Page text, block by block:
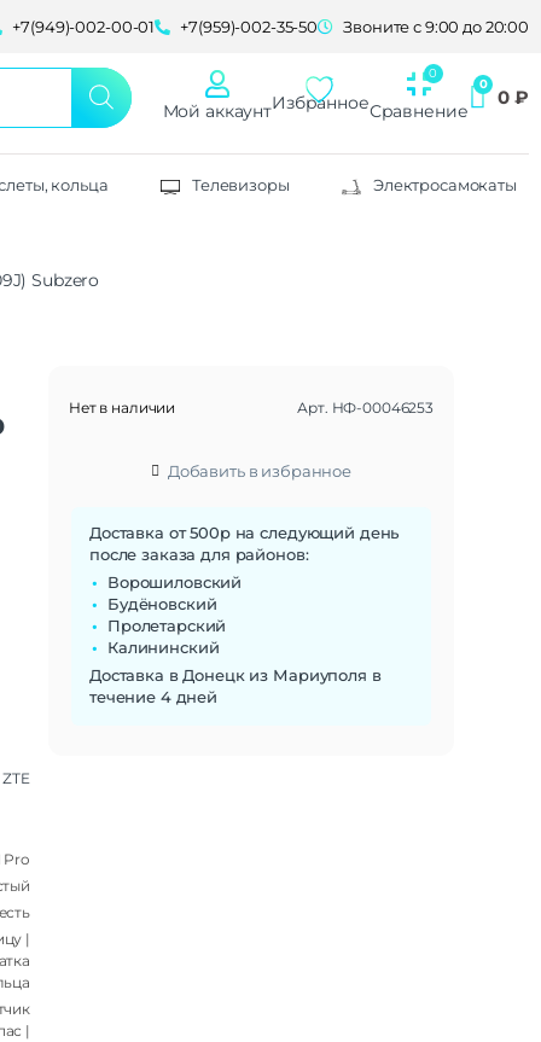
+7(949)-002-00-01 +7(959)-002-35-50 Звоните с 9:00 до 20:00
Мой аккаунтИзбранноеСравнение
0 ₽
кольца Телевизоры Электросамокаты
Subzero
ZTE
Pro
есть
|
|
Нет в наличии Арт. НФ-00046253
Добавить в избранное
Доставка от 500р на следующий день
после заказа для районов:
Ворошиловский
Будёновский
Пролетарский
Калининский
Доставка в Донецк из Мариуполя в
течение 4 дней